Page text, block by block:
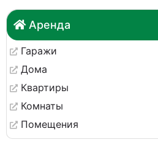
Аренда
Гаражи
Дома
Квартиры
Комнаты
Помещения